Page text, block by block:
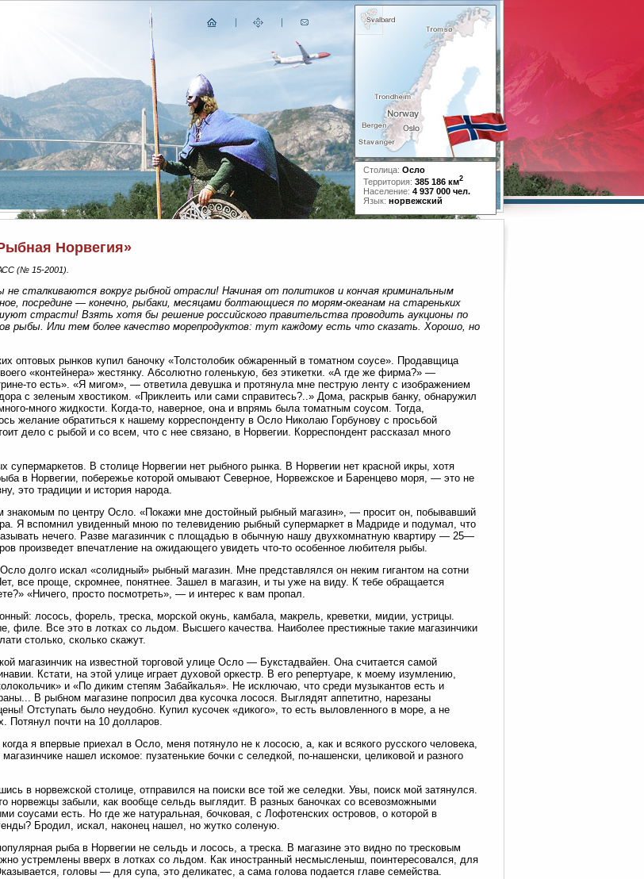
Столица: Осло
Территория: 385 186 км2
Население: 4 937 000 чел.
Язык: норвежский
Норвегия»
(№ 15-2001).
не сталкиваются вокруг рыбной отрасли! Начиная от политиков и кончая криминальным
посредине — конечно, рыбаки, месяцами болтающиеся по морям-океанам на стареньких
страсти! Взять хотя бы решение российского правительства проводить аукционы по
рыбы. Или тем более качество морепродуктов: тут каждому есть что сказать. Хорошо, но
оптовых рынков купил баночку «Толстолобик обжаренный в томатном соусе». Продавщица
«контейнера» жестянку. Абсолютно голенькую, без этикетки. «А где же фирма?» —
то есть». «Я мигом», — ответила девушка и протянула мне пеструю ленту с изображением
с зеленым хвостиком. «Приклеить или сами справитесь?..» Дома, раскрыв банку, обнаружил
много жидкости. Когда-то, наверное, она и впрямь была томатным соусом. Тогда,
желание обратиться к нашему корреспонденту в Осло Николаю Горбунову с просьбой
дело с рыбой и со всем, что с нее связано, в Норвегии. Корреспондент рассказал много
супермаркетов. В столице Норвегии нет рыбного рынка. В Норвегии нет красной икры, хотя
в Норвегии, побережье которой омывают Северное, Норвежское и Баренцево моря, — это не
это традиции и история народа.
по центру Осло. «Покажи мне достойный рыбный магазин», — просит он, побывавший
Я вспомнил увиденный мною по телевидению рыбный супермаркет в Мадриде и подумал, что
нечего. Разве магазинчик с площадью в обычную нашу двухкомнатную квартиру — 25—
произведет впечатление на ожидающего увидеть что-то особенное любителя рыбы.
долго искал «солидный» рыбный магазин. Мне представлялся он неким гигантом на сотни
все проще, скромнее, понятнее. Зашел в магазин, и ты уже на виду. К тебе обращается
«Ничего, просто посмотреть», — и интерес к вам пропал.
лосось, форель, треска, морской окунь, камбала, макрель, креветки, мидии, устрицы.
филе. Все это в лотках со льдом. Высшего качества. Наиболее престижные такие магазинчики
столько, сколько скажут.
магазинчик на известной торговой улице Осло — Букстадвайен. Она считается самой
Кстати, на этой улице играет духовой оркестр. В его репертуаре, к моему изумлению,
и «По диким степям Забайкалья». Не исключаю, что среди музыкантов есть и
В рыбном магазине попросил два кусочка лосося. Выглядят аппетитно, нарезаны
Отступать было неудобно. Купил кусочек «дикого», то есть выловленного в море, а не
Потянул почти на 10 долларов.
я впервые приехал в Осло, меня потянуло не к лососю, а, как и всякого русского человека,
нашел искомое: пузатенькие бочки с селедкой, по-нашенски, целиковой и разного
в норвежской столице, отправился на поиски все той же селедки. Увы, поиск мой затянулся.
норвежцы забыли, как вообще сельдь выглядит. В разных баночках со всевозможными
соусами есть. Но где же натуральная, бочковая, с Лофотенских островов, о которой в
Бродил, искал, наконец нашел, но жутко соленую.
рыба в Норвегии не сельдь и лосось, а треска. В магазине это видно по тресковым
устремлены вверх в лотках со льдом. Как иностранный несмысленыш, поинтересовался, для
головы — для супа, это деликатес, а сама голова подается главе семейства.